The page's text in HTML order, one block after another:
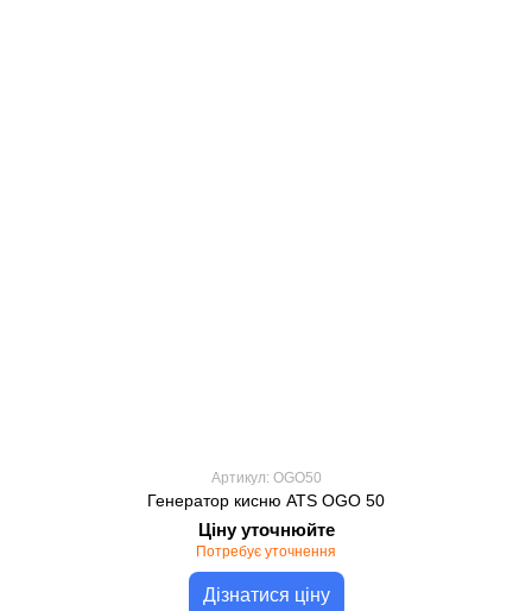
Артикул: OGO50
Генератор кисню ATS OGO 50
Ціну уточнюйте
Потребує уточнення
Дізнатися ціну